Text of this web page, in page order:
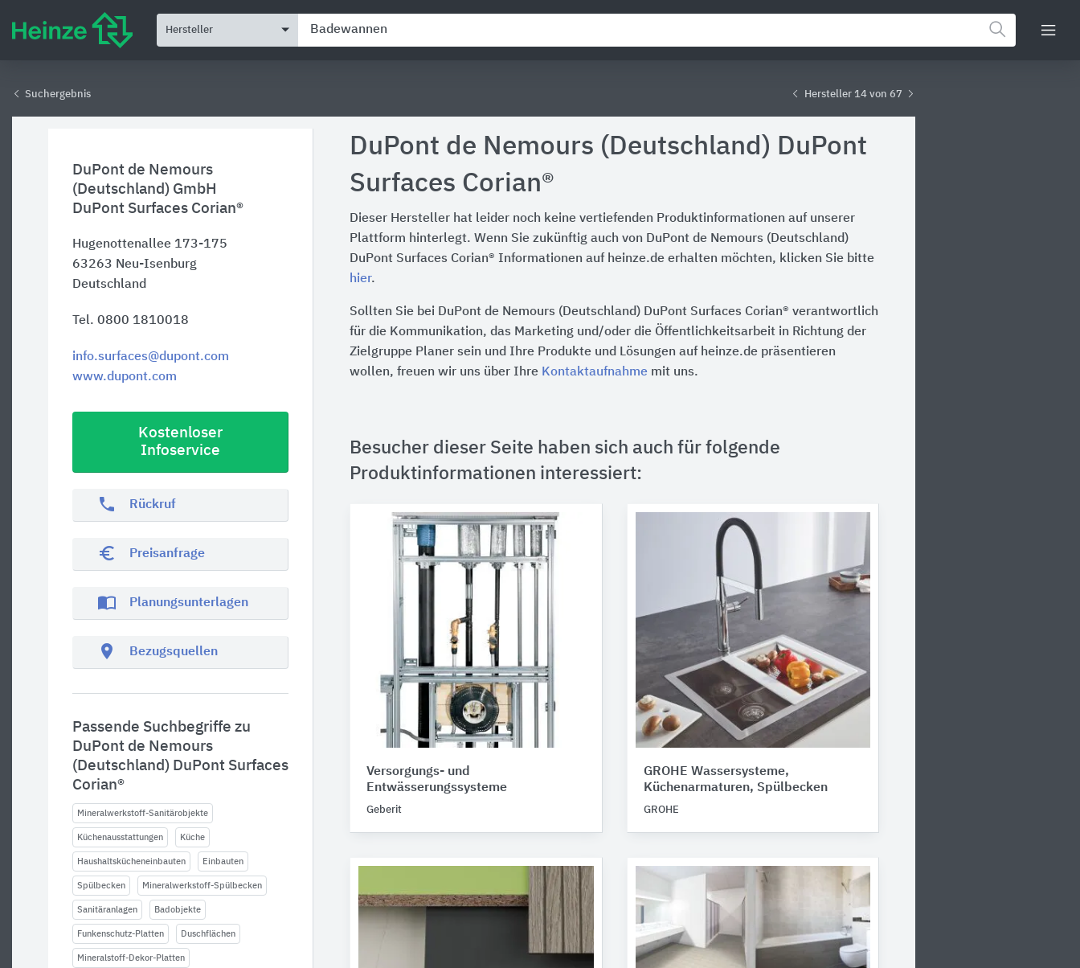
Hersteller
Suchergebnis Hersteller 14 von 67
DuPont de Nemours
(Deutschland) GmbH
DuPont Surfaces Corian®
Hugenottenallee 173-175
63263 Neu-Isenburg
Deutschland
Tel. 0800 1810018
info.surfaces@dupont.com
www.dupont.com
Kostenloser
Infoservice
phone Rückruf
euro_symbol Preisanfrage
import_contacts Planungsunterlagen
location_on Bezugsquellen
Passende Suchbegriffe zu
DuPont de Nemours
(Deutschland) DuPont Surfaces
Corian®
Mineralwerkstoff-Sanitärobjekte
Küchenausstattungen Küche
Haushaltskücheneinbauten Einbauten
Spülbecken Mineralwerkstoff-Spülbecken
Sanitäranlagen Badobjekte
Funkenschutz-Platten Duschflächen
Mineralstoff-Dekor-Platten
DuPont de Nemours (Deutschland) DuPont
Surfaces Corian®
Dieser Hersteller hat leider noch keine vertiefenden Produktinformationen auf unserer
Plattform hinterlegt. Wenn Sie zukünftig auch von DuPont de Nemours (Deutschland)
DuPont Surfaces Corian® Informationen auf heinze.de erhalten möchten, klicken Sie bitte
hier.
Sollten Sie bei DuPont de Nemours (Deutschland) DuPont Surfaces Corian® verantwortlich
für die Kommunikation, das Marketing und/oder die Öffentlichkeitsarbeit in Richtung der
Zielgruppe Planer sein und Ihre Produkte und Lösungen auf heinze.de präsentieren
wollen, freuen wir uns über Ihre Kontaktaufnahme mit uns.
Besucher dieser Seite haben sich auch für folgende
Produktinformationen interessiert:
Versorgungs- und
Entwässerungssysteme
Geberit
GROHE Wassersysteme,
Küchenarmaturen, Spülbecken
GROHE